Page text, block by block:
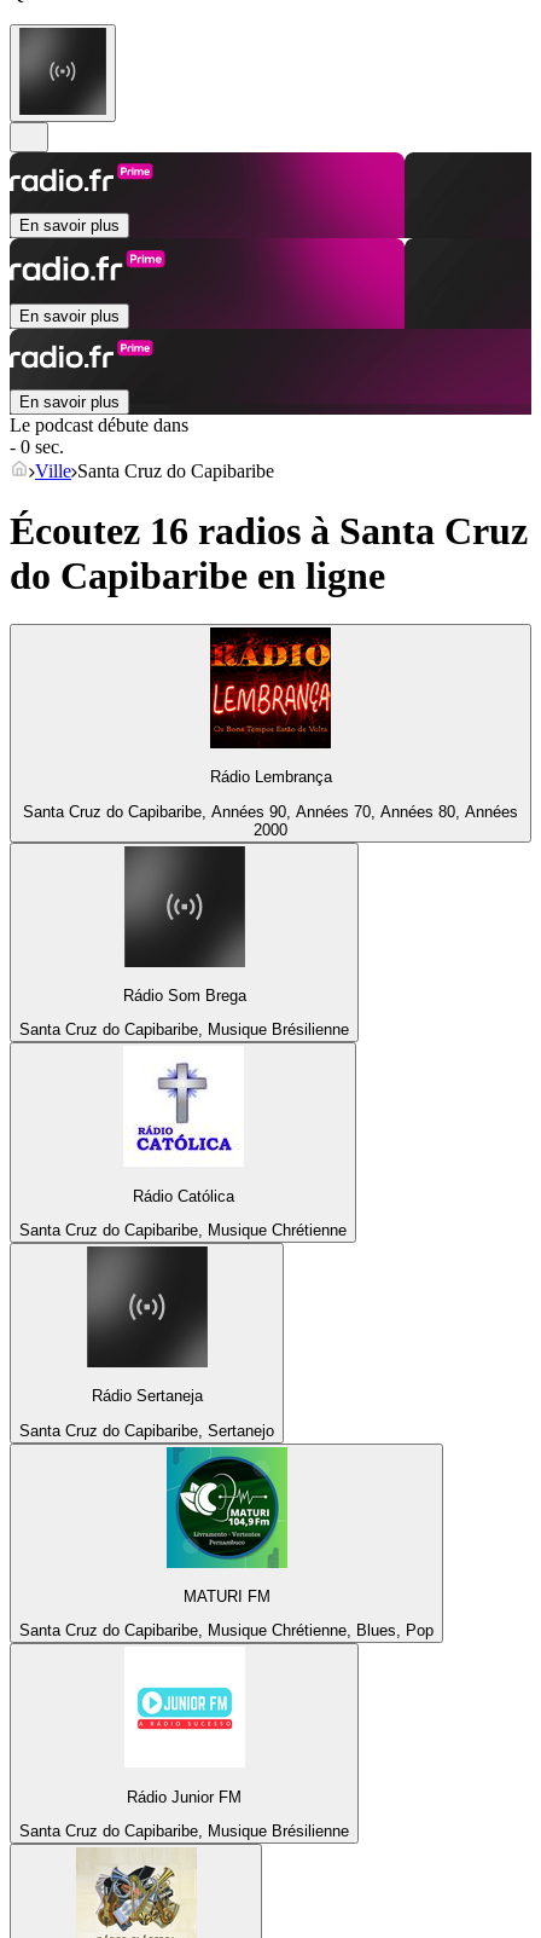
En savoir plus
En savoir plus
En savoir plus
Le podcast débute dans
- 0 sec.
Ville Santa Cruz do Capibaribe
Écoutez 16 radios à Santa Cruz
do Capibaribe en ligne
Rádio Lembrança
Santa Cruz do Capibaribe, Années 90, Années 70, Années 80, Années
2000
Rádio Som Brega
Santa Cruz do Capibaribe, Musique Brésilienne
Rádio Católica
Santa Cruz do Capibaribe, Musique Chrétienne
Rádio Sertaneja
Santa Cruz do Capibaribe, Sertanejo
MATURI FM
Santa Cruz do Capibaribe, Musique Chrétienne, Blues, Pop
Rádio Junior FM
Santa Cruz do Capibaribe, Musique Brésilienne